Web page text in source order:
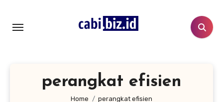
konten
perangkat efisien
Home perangkat efisien